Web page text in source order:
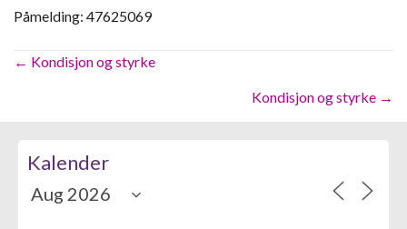
Påmelding: 47625069
Posts
← Kondisjon og styrke
Kondisjon og styrke →
Kalender